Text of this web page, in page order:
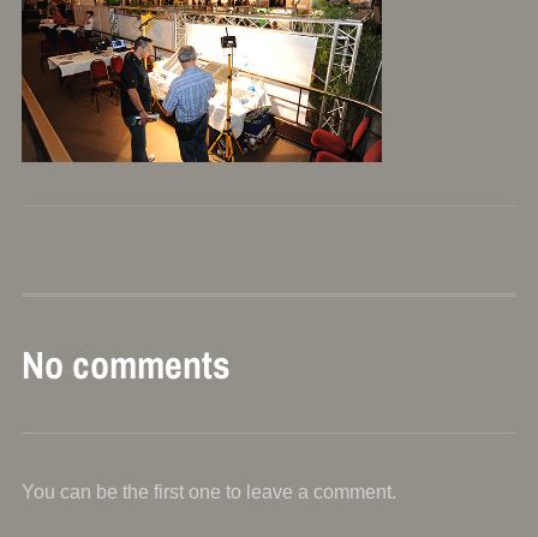
No comments
You can be the first one to leave a comment.